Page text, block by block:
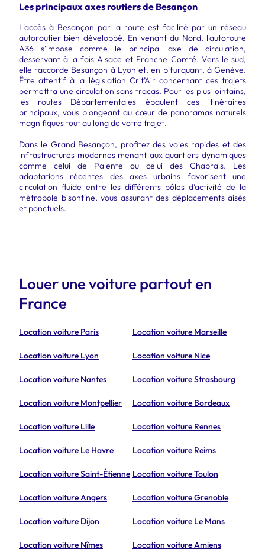
Les principaux axes routiers de Besançon
L'accès à Besançon par la route est facilité par un réseau
autoroutier bien développé. En venant du Nord, l'autoroute
A36 s'impose comme le principal axe de circulation,
desservant à la fois Alsace et Franche-Comté. Vers le sud,
elle raccorde Besançon à Lyon et, en bifurquant, à Genève.
Être attentif à la législation Crit’Air concernant ces trajets
permettra une circulation sans tracas. Pour les plus lointains,
les routes Départementales épaulent ces itinéraires
principaux, vous plongeant au cœur de panoramas naturels
magnifiques tout au long de votre trajet.
Dans le Grand Besançon, profitez des voies rapides et des
infrastructures modernes menant aux quartiers dynamiques
comme celui de Palente ou celui des Chaprais. Les
adaptations récentes des axes urbains favorisent une
circulation fluide entre les différents pôles d’activité de la
métropole bisontine, vous assurant des déplacements aisés
et ponctuels.
Louer une voiture partout en
France
Location voiture Paris Location voiture Marseille
Location voiture Lyon Location voiture Nice
Location voiture Nantes Location voiture Strasbourg
Location voiture Montpellier Location voiture Bordeaux
Location voiture Lille Location voiture Rennes
Location voiture Le Havre Location voiture Reims
Location voiture Saint-Étienne Location voiture Toulon
Location voiture Angers Location voiture Grenoble
Location voiture Dijon Location voiture Le Mans
Location voiture Nîmes Location voiture Amiens